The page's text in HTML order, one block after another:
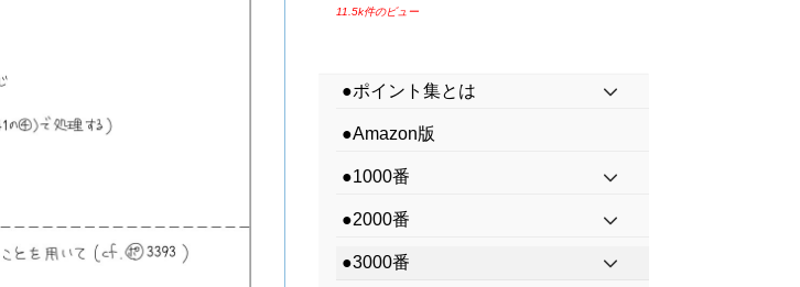
11.5k件のビュー
●ポイント集とは
●Amazon版
●1000番
●2000番
●3000番